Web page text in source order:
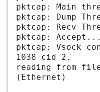
pktcap: Main
pktcap: Dump
pktcap: Recv
pktcap: Accept...
pktcap: Vsock
1038 cid 2.
reading from
(Ethernet)